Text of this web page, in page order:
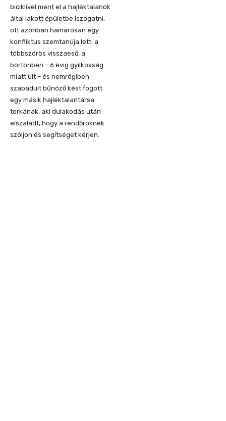
biciklivel ment el a hajléktalanok
által lakott épületbe iszogatni,
ott azonban hamarosan egy
konfliktus szemtanúja lett: a
többszörös visszaeső, a
börtönben – 6 évig gyilkosság
miatt ült – és nemrégiben
szabadult bűnöző kést fogott
egy másik hajléktalantársa
torkának, aki dulakodás után
elszaladt, hogy a rendőröknek
szóljon és segítséget kérjen.